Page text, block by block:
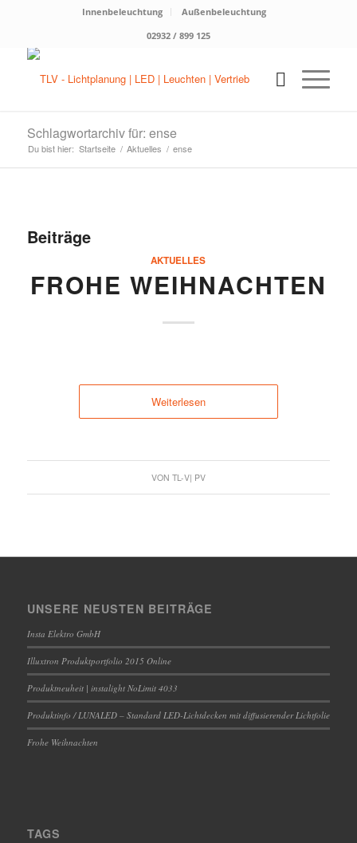
Innenbeleuchtung
Außenbeleuchtung
02932 / 899 125
Schlagwortarchiv für: ense
Du bist hier: Startseite / Aktuelles / ense
Beiträge
AKTUELLES
FROHE WEIHNACHTEN
Weiterlesen
VON TL-V| PV
UNSERE NEUSTEN BEITRÄGE
Insta Elektro GmbH
Illuxtron Produktportfolio 2015 Online
Produktneuheit | instalight NoLimit 4033
Produktinfo / LUNALED – Standard LED-Lichtdecken mit diffusierender Lichtfolie
Frohe Weihnachten
TAGS